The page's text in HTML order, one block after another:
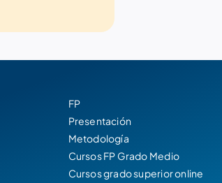
FP
Presentación
Metodología
Cursos FP Grado Medio
Cursos grado superior online